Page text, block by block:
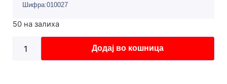
Шифра:010027
50 на залиха
Додај во кошница